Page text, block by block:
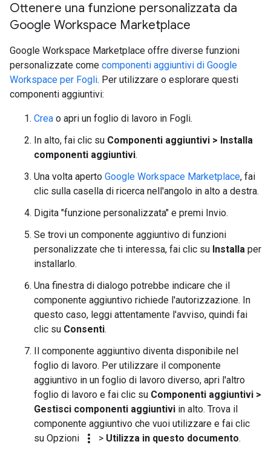
Ottenere una funzione personalizzata da
Google Workspace Marketplace
Google Workspace Marketplace offre diverse funzioni
personalizzate come componenti aggiuntivi di Google
Workspace per Fogli. Per utilizzare o esplorare questi
componenti aggiuntivi:
Crea o apri un foglio di lavoro in Fogli.
In alto, fai clic su Componenti aggiuntivi > Installa
componenti aggiuntivi.
Una volta aperto Google Workspace Marketplace, fai
clic sulla casella di ricerca nell'angolo in alto a destra.
Digita "funzione personalizzata" e premi Invio.
Se trovi un componente aggiuntivo di funzioni
personalizzate che ti interessa, fai clic su Installa per
installarlo.
Una finestra di dialogo potrebbe indicare che il
componente aggiuntivo richiede l'autorizzazione. In
questo caso, leggi attentamente l'avviso, quindi fai
clic su Consenti.
Il componente aggiuntivo diventa disponibile nel
foglio di lavoro. Per utilizzare il componente
aggiuntivo in un foglio di lavoro diverso, apri l'altro
foglio di lavoro e fai clic su Componenti aggiuntivi >
Gestisci componenti aggiuntivi in alto. Trova il
componente aggiuntivo che vuoi utilizzare e fai clic
su Opzioni
more_vert > Utilizza in questo documento.